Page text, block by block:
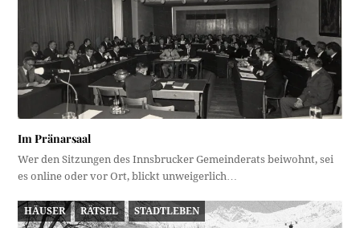
Im Pränarsaal
Wer den Sitzungen des Innsbrucker Gemeinderats beiwohnt, sei
es online oder vor Ort, blickt unweigerlich…
HÄUSER RÄTSEL STADTLEBEN